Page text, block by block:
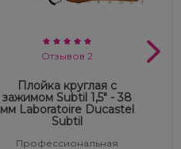
Отзывов 2
Плойка круглая с
зажимом Subtil 1,5" - 38
мм Laboratoire Ducastel
Subtil
Профессиональная